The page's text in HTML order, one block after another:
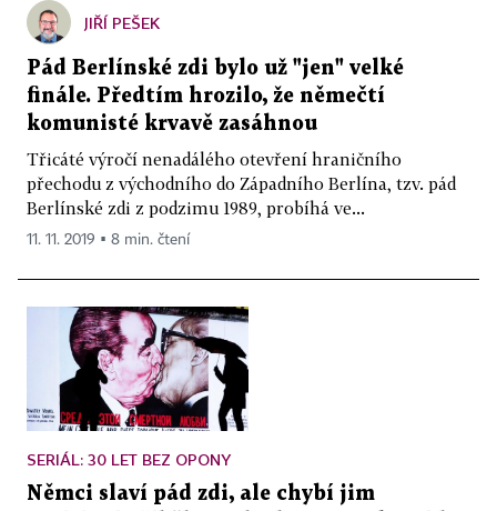
JIŘÍ PEŠEK
Pád Berlínské zdi bylo už "jen" velké
finále. Předtím hrozilo, že němečtí
komunisté krvavě zasáhnou
Třicáté výročí nenadálého otevření hraničního
přechodu z východního do Západního Berlína, tzv. pád
Berlínské zdi z podzimu 1989, probíhá ve...
11. 11. 2019 ▪ 8 min. čtení
SERIÁL: 30 LET BEZ OPONY
Němci slaví pád zdi, ale chybí jim